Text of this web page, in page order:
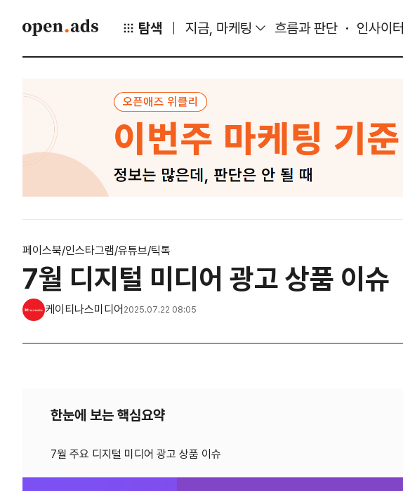
탐색 지금, 마케팅 흐름과 판단 인사이터
페이스북/인스타그램/유튜브/틱톡
7월 디지털 미디어 광고 상품 이슈
케이티나스미디어 2025.07.22 08:05
한눈에 보는 핵심요약